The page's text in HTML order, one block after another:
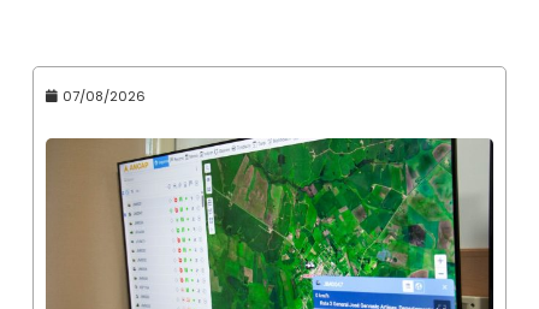
07/08/2026